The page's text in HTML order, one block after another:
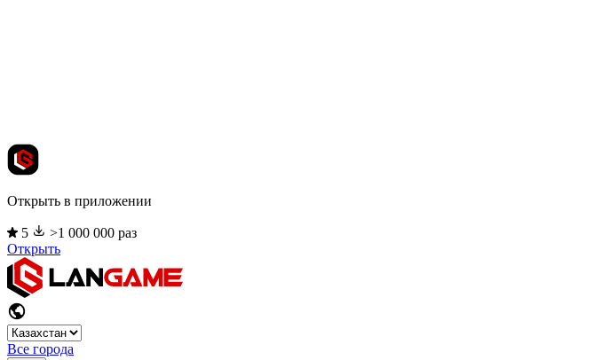
Открыть в приложении
5
>1 000 000 раз
Открыть
Все города